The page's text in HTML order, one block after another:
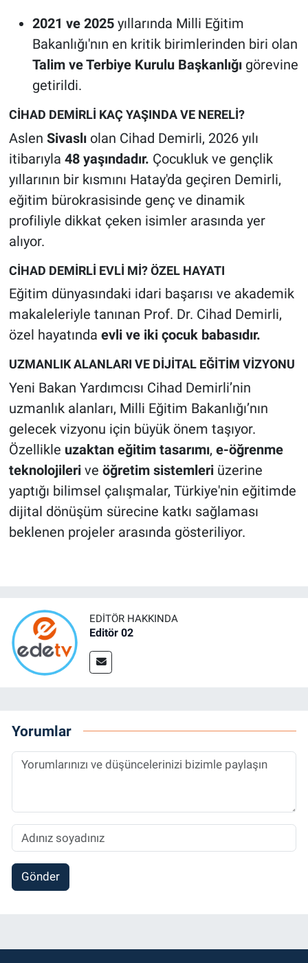
2021 ve 2025yıllarında Milli Eğitim
Bakanlığı'nın en kritik birimlerinden biri olan
Talim ve Terbiye Kurulu Başkanlığıgörevine
getirildi.
CİHAD DEMİRLİ KAÇ YAŞINDA VE NERELİ?
Aslen Sivaslıolan Cihad Demirli, 2026 yılı
itibarıyla 48 yaşındadır. Çocukluk ve gençlik
yıllarının bir kısmını Hatay'da geçiren Demirli,
eğitim bürokrasisinde genç ve dinamik
profiliyle dikkat çeken isimler arasında yer
alıyor.
CİHAD DEMİRLİ EVLİ Mİ? ÖZEL HAYATI
Eğitim dünyasındaki idari başarısı ve akademik
makaleleriyle tanınan Prof. Dr. Cihad Demirli,
özel hayatında evli ve iki çocuk babasıdır.
UZMANLIK ALANLARI VE DİJİTAL EĞİTİM VİZYONU
Yeni Bakan Yardımcısı Cihad Demirli’nin
uzmanlık alanları, Milli Eğitim Bakanlığı’nın
gelecek vizyonu için büyük önem taşıyor.
Özellikle uzaktan eğitim tasarımı, e-öğrenme
teknolojilerive öğretim sistemleriüzerine
yaptığı bilimsel çalışmalar, Türkiye'nin eğitimde
dijital dönüşüm sürecine katkı sağlaması
beklenen projeler arasında gösteriliyor.
EDITÖR HAKKINDA
Editör 02
Yorumlar
Gönder